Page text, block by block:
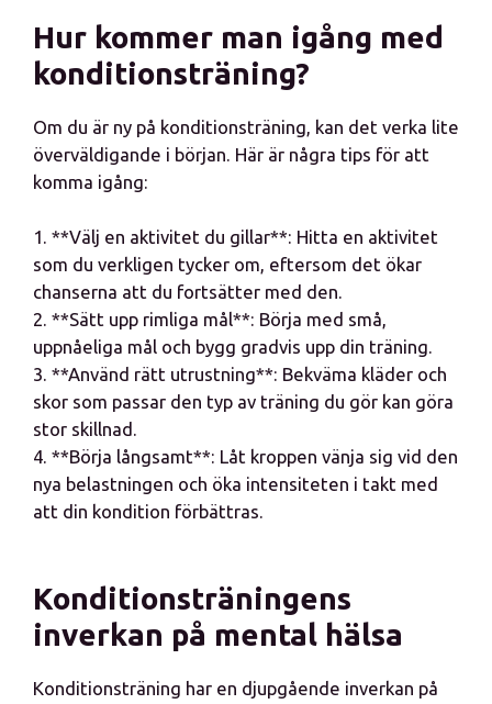
Hur kommer man igång med
konditionsträning?
Om du är ny på konditionsträning, kan det verka lite
överväldigande i början. Här är några tips för att
komma igång:
1. **Välj en aktivitet du gillar**: Hitta en aktivitet
som du verkligen tycker om, eftersom det ökar
chanserna att du fortsätter med den.
2. **Sätt upp rimliga mål**: Börja med små,
uppnåeliga mål och bygg gradvis upp din träning.
3. **Använd rätt utrustning**: Bekväma kläder och
skor som passar den typ av träning du gör kan göra
stor skillnad.
4. **Börja långsamt**: Låt kroppen vänja sig vid den
nya belastningen och öka intensiteten i takt med
att din kondition förbättras.
Konditionsträningens
inverkan på mental hälsa
Konditionsträning har en djupgående inverkan på